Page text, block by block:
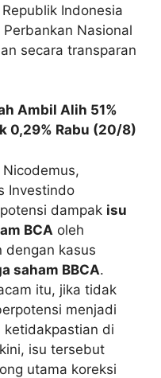
Indonesia
Nasional
secara transparan
Ambil Alih 51%
0,29% Rabu (20/8)
Investindo
dampak isu
BCA oleh
dengan kasus
saham BBCA.
itu, jika tidak
menjadi
ketidakpastian di
isu tersebut
utama koreksi